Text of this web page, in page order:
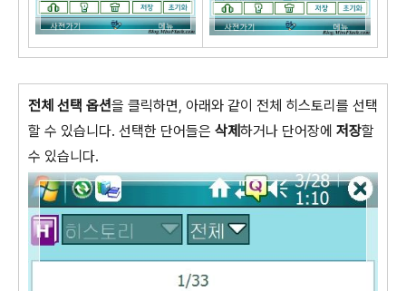
전체 선택 옵션을 클릭하면, 아래와 같이 전체 히스토리를 선택
할 수 있습니다. 선택한 단어들은 삭제 하거나 단어장에 저장할
수 있습니다.